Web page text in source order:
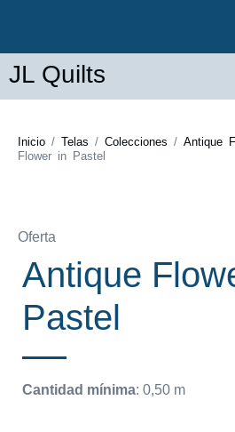
JL Quilts
Inicio / Telas / Colecciones / Antique
Flower in Pastel
Oferta
Antique
Pastel
Cantidad mínima: 0,50 m